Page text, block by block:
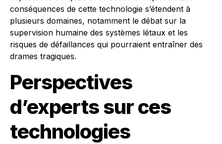
conséquences de cette technologie s’étendent à
plusieurs domaines, notamment le débat sur la
supervision humaine des systèmes létaux et les
risques de défaillances qui pourraient entraîner des
drames tragiques.
Perspectives
d’experts sur ces
technologies